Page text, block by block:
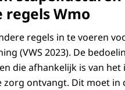
Wmo
regels in te voeren
(VWS 2023). De
die afhankelijk is van het
zorg ontvangt. Dit moet in